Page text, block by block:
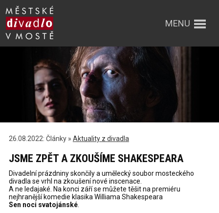
MENU
26.08.2022: Články » Aktuality z divadla
JSME ZPĚT A ZKOUŠÍME SHAKESPEARA
Divadelní prázdniny skončily a umělecký soubor mosteckého
divadla se vrhl na zkoušení nové inscenace.
A ne ledajaké. Na konci září se můžete těšit na premiéru
nejhranější komedie klasika Williama Shakespeara
Sen noci svatojánské.